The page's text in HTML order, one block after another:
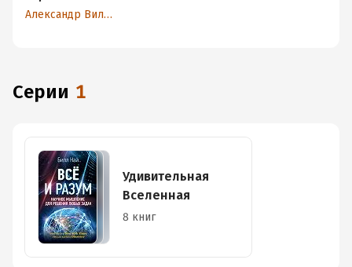
поисках иных
вселенных
Александр Виленкин
Серии 1
Удивительная
Вселенная
8 книг